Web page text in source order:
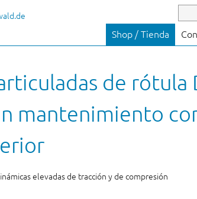
Shop / Tienda
de rótula
mantenimiento
elevadas de tracción y de compresión